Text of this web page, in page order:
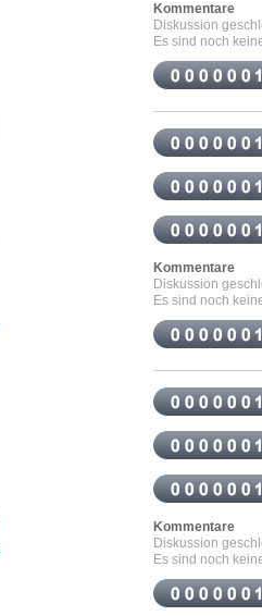
Kommentare
Diskussion
Es sind noch
Kommentare
Diskussion
Es sind noch
Kommentare
Diskussion
Es sind noch